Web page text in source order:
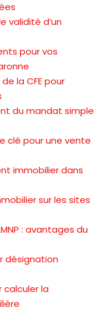
validité d’un
pour vos
la CFE pour
du mandat simple
clé pour une vente
immobilier dans
sur les sites
: avantages du
désignation
la